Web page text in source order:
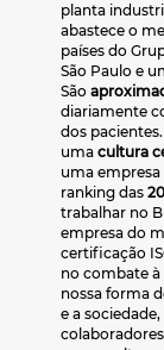
planta
abastece o
países do
São Paulo e
São
diariamente
dos
uma cultura
uma empresa
ranking das
trabalhar no
empresa do
certificação
no combate
nossa forma
e a